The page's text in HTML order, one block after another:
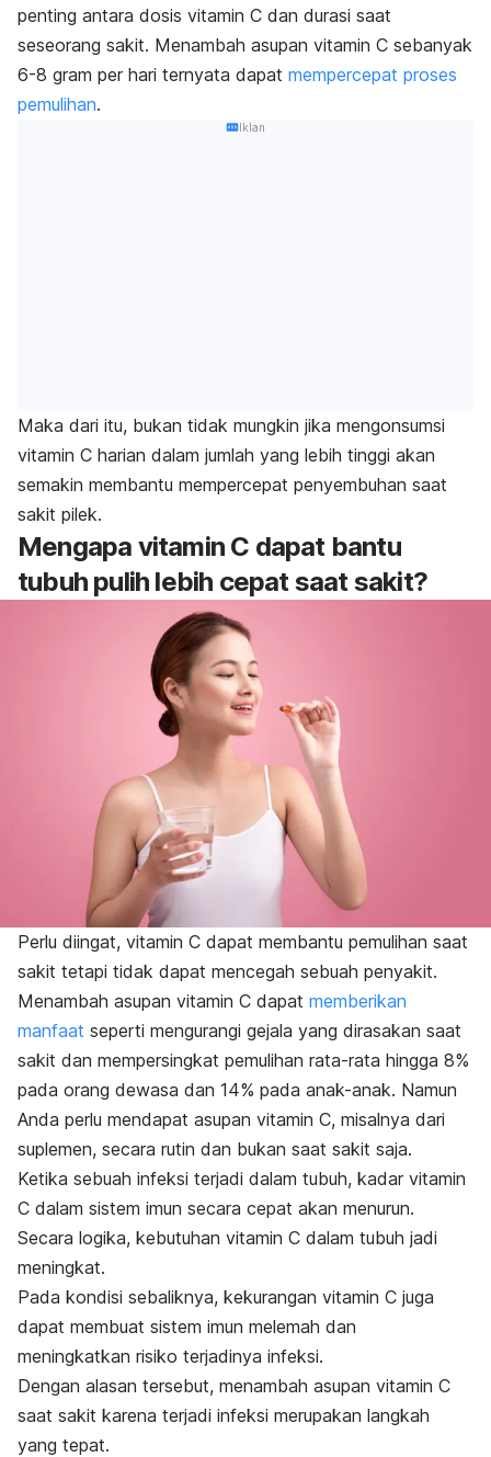
penting antara dosis vitamin C dan durasi saat
seseorang sakit. Menambah asupan vitamin C sebanyak
6-8 gram per hari ternyata dapat mempercepat proses
pemulihan.
Iklan
Maka dari itu, bukan tidak mungkin jika mengonsumsi
vitamin C harian dalam jumlah yang lebih tinggi akan
semakin membantu mempercepat penyembuhan saat
sakit pilek.
Mengapa vitamin C dapat bantu
tubuh pulih lebih cepat saat sakit?
Perlu diingat, vitamin C dapat membantu pemulihan saat
sakit tetapi tidak dapat mencegah sebuah penyakit.
Menambah asupan vitamin C dapat memberikan
manfaat seperti mengurangi gejala yang dirasakan saat
sakit dan mempersingkat pemulihan rata-rata hingga 8%
pada orang dewasa dan 14% pada anak-anak. Namun
Anda perlu mendapat asupan vitamin C, misalnya dari
suplemen, secara rutin dan bukan saat sakit saja.
Ketika sebuah infeksi terjadi dalam tubuh, kadar vitamin
C dalam sistem imun secara cepat akan menurun.
Secara logika, kebutuhan vitamin C dalam tubuh jadi
meningkat.
Pada kondisi sebaliknya, kekurangan vitamin C juga
dapat membuat sistem imun melemah dan
meningkatkan risiko terjadinya infeksi.
Dengan alasan tersebut, menambah asupan vitamin C
saat sakit karena terjadi infeksi merupakan langkah
yang tepat.